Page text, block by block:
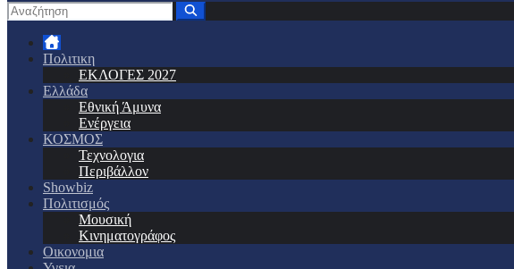
Πολιτικη
ΕΚΛΟΓΕΣ 2027
Ελλάδα
Εθνική Άμυνα
Ενέργεια
ΚΟΣΜΟΣ
Τεχνολογια
Περιβάλλον
Showbiz
Πολιτισμός
Μουσική
Κινηματογράφος
Οικονομια